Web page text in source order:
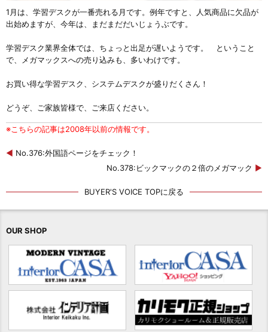
1月は、学習デスクが一番売れる月です。例年ですと、人気商品に欠品が
出始めますが、今年は、まだまだだいじょうぶです。
学習デスク業界全体では、ちょっと出足が遅いようです。 ということ
で、メガマックスへの売り込みも、多いわけです。
お買い得な学習デスク、システムデスクが盛りだくさん！
どうぞ、ご家族皆様で、ご来店ください。
※こちらの記事は2008年以前の情報です。
◀ No.376:外国語ページをチェック！
No.378:ビックマックの２倍のメガマック ▶
BUYER'S VOICE TOPに戻る
OUR SHOP